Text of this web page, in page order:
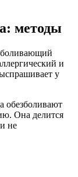
методы
и
у
обезболивают
Она делится
не